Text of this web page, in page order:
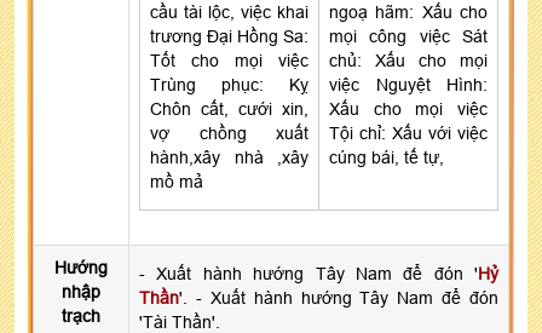
cầu tài lộc, việc khai
trương Đại Hồng Sa:
Tốt cho mọi việc
Trùng phục: Kỵ
Chôn cất, cưới xin,
vợ chồng xuất
hành,xây nhà ,xây
mồ mả
ngoạ hãm: Xấu cho
mọi công việc Sát
chủ: Xấu cho mọi
việc Nguyệt Hình:
Xấu cho mọi việc
Tội chỉ: Xấu với việc
cúng bái, tế tự,
Hướng
nhập
trạch
- Xuất hành hướng Tây Nam để đón 'Hỷ
Thần'. - Xuất hành hướng Tây Nam để đón
'Tài Thần'.